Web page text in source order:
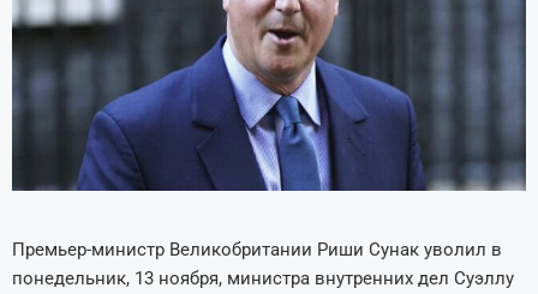
Премьер-министр Великобритании Риши Сунак уволил в
понедельник, 13 ноября, министра внутренних дел Суэллу